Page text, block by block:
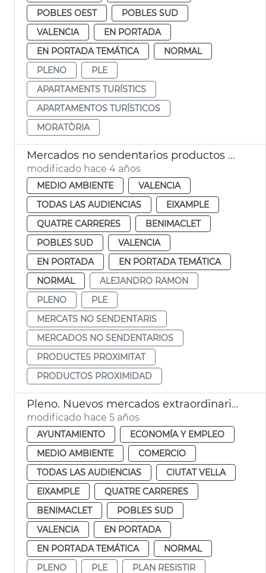
POBLES OEST
POBLES SUD
VALENCIA
EN PORTADA
EN PORTADA TEMÁTICA
NORMAL
PLENO
PLE
APARTAMENTS TURÍSTICS
APARTAMENTOS TURÍSTICOS
MORATÒRIA
Mercados no sendentarios productos proximidad
modificado hace 4 años
MEDIO AMBIENTE
VALENCIA
TODAS LAS AUDIENCIAS
EIXAMPLE
QUATRE CARRERES
BENIMACLET
POBLES SUD
VALENCIA
EN PORTADA
EN PORTADA TEMÁTICA
NORMAL
ALEJANDRO RAMON
PLENO
PLE
MERCATS NO SENDENTARIS
MERCADOS NO SENDENTARIOS
PRODUCTES PROXIMITAT
PRODUCTOS PROXIMIDAD
Pleno. Nuevos mercados extraordinarios agroecológicos
modificado hace 5 años
AYUNTAMIENTO
ECONOMÍA Y EMPLEO
MEDIO AMBIENTE
COMERCIO
TODAS LAS AUDIENCIAS
CIUTAT VELLA
EIXAMPLE
QUATRE CARRERES
BENIMACLET
POBLES SUD
VALENCIA
EN PORTADA
EN PORTADA TEMÁTICA
NORMAL
PLENO
PLE
PLAN RESISTIR